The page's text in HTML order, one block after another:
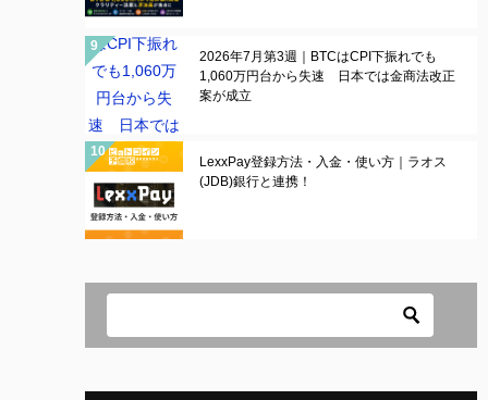
2026年7月第3週｜BTCはCPI下振れでも
1,060万円台から失速 日本では金商法改正
案が成立
LexxPay登録方法・入金・使い方｜ラオス
(JDB)銀行と連携！